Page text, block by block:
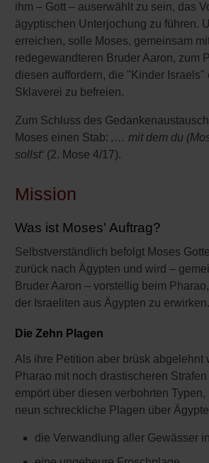
ihm – Gott – auserwählt zu sein, das
ägyptischen Unterjochung zu führen.
erreichen, solle Moses, gemeinsam
redegewandteren Bruder Aaron, zum
diesen auffordern, die "Kinder Israels"
Sklaverei zu befreien.
Zum Schluss des
Moses einen Stab: ‚… mit dem du
sollst‘ (2. Mose 4/17).
Mission
Was ist Moses' Auftrag?
Selbstverständlich befolgt Moses
zurück nach Ägypten und wird –
Bruder Aaron – vorstellig beim
der Israeliten aus Ägypten zu erwirken.
Die Zehn Plagen
Als ihre Petition aber brüsk abgelehnt
Pharao mit noch drastischeren
empört über diesen verbohrten
neun schreckliche Plagen über
die Verwandlung aller Gewässer